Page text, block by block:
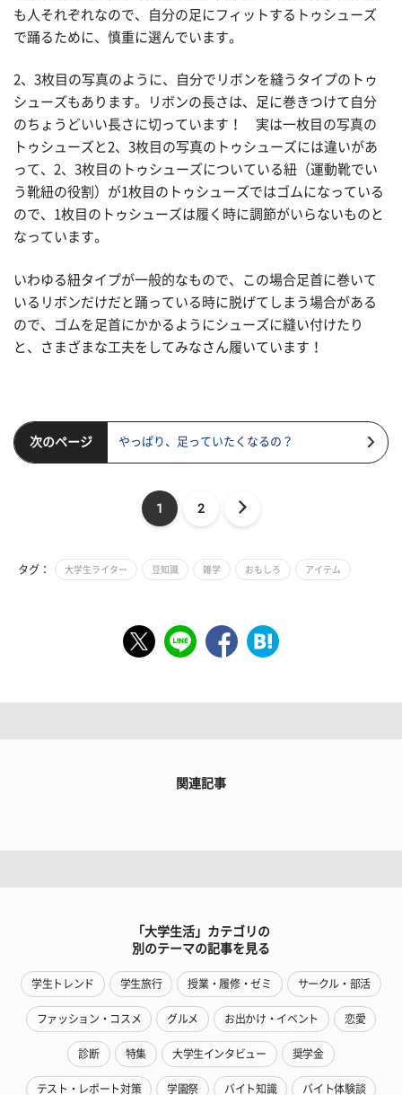
も人それぞれなので、自分の足にフィットするトゥシューズ
で踊るために、慎重に選んでいます。
2、3枚目の写真のように、自分でリボンを縫うタイプのトゥ
シューズもあります。リボンの長さは、足に巻きつけて自分
のちょうどいい長さに切っています！ 実は一枚目の写真の
トゥシューズと2、3枚目の写真のトゥシューズには違いがあ
って、2、3枚目のトゥシューズについている紐（運動靴でい
う靴紐の役割）が1枚目のトゥシューズではゴムになっている
ので、1枚目のトゥシューズは履く時に調節がいらないものと
なっています。
いわゆる紐タイプが一般的なもので、この場合足首に巻いて
いるリボンだけだと踊っている時に脱げてしまう場合がある
ので、ゴムを足首にかかるようにシューズに縫い付けたり
と、さまざまな工夫をしてみなさん履いています！
次のページ やっぱり、足っていたくなるの？
1 2
タグ： 大学生ライター 豆知識 雑学 おもしろ アイテム
関連記事
「大学生活」カテゴリの
別のテーマの記事を見る
学生トレンド 学生旅行 授業・履修・ゼミ サークル・部活
ファッション・コスメ グルメ お出かけ・イベント 恋愛
診断 特集 大学生インタビュー 奨学金
テスト・レポート対策 学園祭 バイト知識 バイト体験談